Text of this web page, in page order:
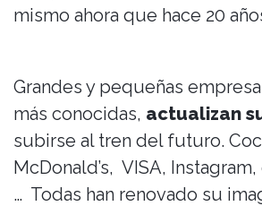
mismo ahora que hace 20
Grandes y pequeñas
más conocidas, actualizan
subirse al tren del futuro.
McDonald’s, VISA,
… Todas han renovado su